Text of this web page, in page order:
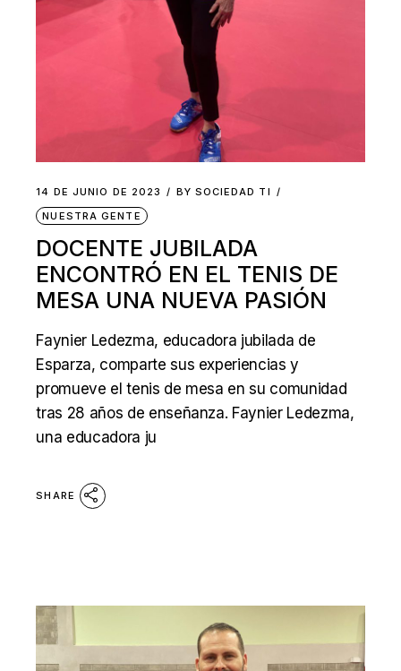
14 DE JUNIO DE 2023 BY SOCIEDAD TI
NUESTRA GENTE
DOCENTE JUBILADA
ENCONTRÓ EN EL TENIS DE
MESA UNA NUEVA PASIÓN
Faynier Ledezma, educadora jubilada de
Esparza, comparte sus experiencias y
promueve el tenis de mesa en su comunidad
tras 28 años de enseñanza. Faynier Ledezma,
una educadora ju
SHARE